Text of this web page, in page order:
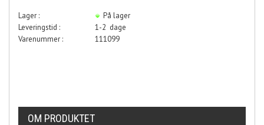
Lager :
På lager
Leveringstid :
1-2 dage
Varenummer :
111099
OM PRODUKTET